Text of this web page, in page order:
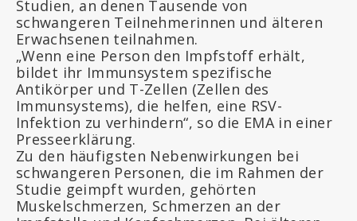
Studien, an denen Tausende von
schwangeren Teilnehmerinnen und älteren
Erwachsenen teilnahmen.
„Wenn eine Person den Impfstoff erhält,
bildet ihr Immunsystem spezifische
Antikörper und T-Zellen (Zellen des
Immunsystems), die helfen, eine RSV-
Infektion zu verhindern“, so die EMA in einer
Presseerklärung.
Zu den häufigsten Nebenwirkungen bei
schwangeren Personen, die im Rahmen der
Studie geimpft wurden, gehörten
Muskelschmerzen, Schmerzen an der